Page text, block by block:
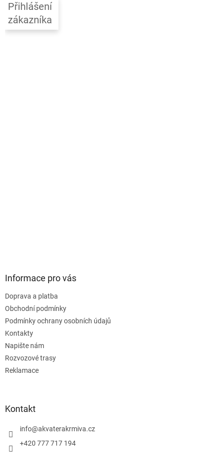
Přihlášení
zákazníka
Informace pro vás
Doprava a platba
Obchodní podmínky
Podmínky ochrany osobních údajů
Kontakty
Napište nám
Rozvozové trasy
Reklamace
Kontakt
info@akvaterakrmiva.cz
+420 777 717 194